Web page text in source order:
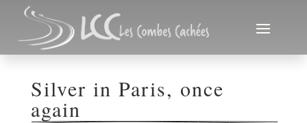
Silver in Paris, once
again